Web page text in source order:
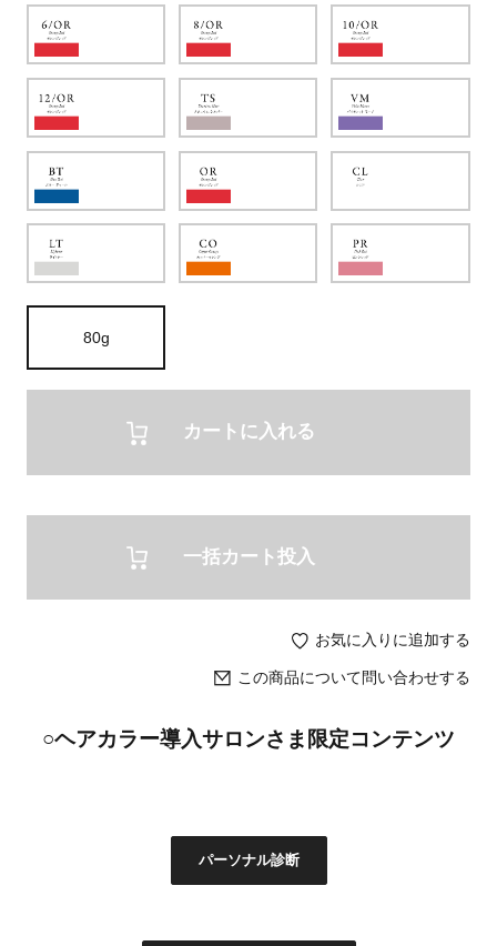
80g
カートに入れる
一括カート投入
お気に入りに追加する
この商品について問い合わせする
○ヘアカラー導入サロンさま限定コンテンツ
パーソナル診断